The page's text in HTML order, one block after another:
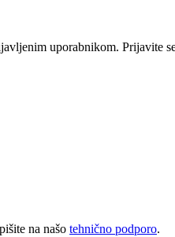
uporabnikom. Prijavite
na našo tehnično podporo.